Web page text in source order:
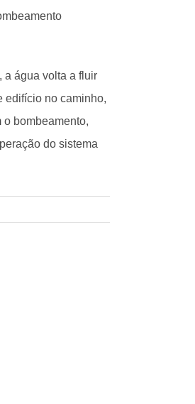
a água volta a fluir
edifício no caminho,
o bombeamento,
do sistema